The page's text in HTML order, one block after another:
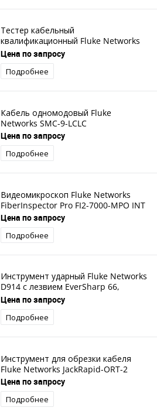
Тестер кабельный
квалификационный Fluke Networks
CableIQ-KRQ
Цена по запросу
Подробнее
Кабель одномодовый Fluke
Networks SMC-9-LCLC
Цена по запросу
Подробнее
Видеомикроскоп Fluke Networks
FiberInspector Pro FI2-7000-MPO INT
Цена по запросу
Подробнее
Инструмент ударный Fluke Networks
D914 с лезвием EverSharp 66,
EverSharp 110
Цена по запросу
Подробнее
Инструмент для обрезки кабеля
Fluke Networks JackRapid-ORT-2
Цена по запросу
Подробнее